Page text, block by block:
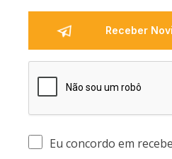
Eu concordo em